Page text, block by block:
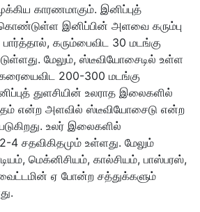
காரணமாகும். இனிப்புத்
இனிப்பின் அளவை கரும்பு
கரும்பைவிட 30 மடங்கு
மேலும், ஸ்டீவியோசைடில் உள்ள
200-300 மடங்கு
துளசியின் உலராத இலைகளில்
என்ற அளவில் ஸ்டீவியோசைடு என்ற
உலர் இலைகளில்
சதவிகிதமும் உள்ளது. மேலும்
மெக்னிசியம், கால்சியம், பாஸ்பரஸ்,
ஏ போன்ற சத்துக்களும்